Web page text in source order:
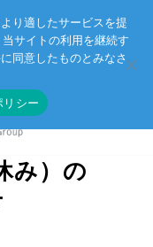
お問い合わせ
み）の
り適したサービスを提
サイトの利用を継続す
同意したものとみなさ
リシー